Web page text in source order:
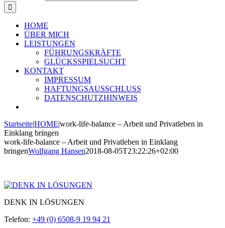
HOME
ÜBER MICH
LEISTUNGEN
FÜHRUNGSKRÄFTE
GLÜCKSSPIELSUCHT
KONTAKT
IMPRESSUM
HAFTUNGSAUSSCHLUSS
DATENSCHUTZHINWEIS
Startseite|HOME|work-life-balance – Arbeit und Privatleben in
Einklang bringen
work-life-balance – Arbeit und Privatleben in Einklang
bringenWolfgang Hansen2018-08-05T23:22:26+02:00
DENK IN LÖSUNGEN
Telefon: +49 (0) 6508-9 19 94 21